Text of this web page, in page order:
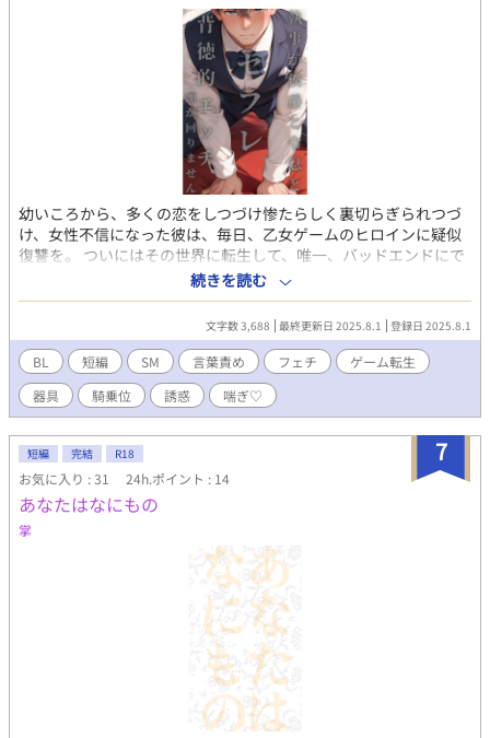
独自性・セールスポイント 既存のBL作品にはない「タイムループ
×デスゲーム」という設定 吊り橋という限定空間を最大活用した
エロシーンの数々 単なる肉体関係ではなく、真の愛への昇華を描
いた本格的ストーリー 罪の償いというテーマを通じた深い人間ド
ラマ 大ボリュームで読み応え抜群
幼いころから、多くの恋をしつづけ惨たらしく裏切らぎられつづ
け、女性不信になった彼は、毎日、乙女ゲームのヒロインに疑似
復讐を。 ついにはその世界に転生して、唯一、バッドエンドにで
きなかった白馬の王子さま的エリオットともども地獄に叩き落と
そうとするが、なぜか彼に体を求められ、貞操具をつけられ、そ
の父親からも弱い脇をいたずらされて、自分も知らなかった本性
を露に・・・。 異世界転生もの親子いり乱れてのどっぷりR18な
BL小説です。 侯爵令息×執事、侯爵×執事、親子×執事。 こちら
は試し読みになります。 本編は電子書籍で販売中。 詳細を知れる
ブログのリンクは↓にあります。
続きを読む
文字数 3,688 最終更新日 2025.8.1 登録日 2025.8.1
BL 短編 SM 言葉責め フェチ
ゲーム転生
器具
騎乗位 誘惑 喘ぎ♡
7
短編 完結 R18
お気に入り : 31 24h.ポイント : 14
あなたはなにもの
掌